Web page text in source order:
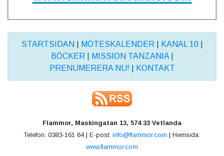
STARTSIDAN MÖTESKALENDER KANAL 10|
BÖCKER
MISSION TANZANIA|
PRENUMERERA NU!
KONTAKT
Flammor, Maskingatan 13, 574 33 Vetlanda
Telefon: 0383-161 64 | E-post: info@flammor.com | Hemsida:
www.flammor.com